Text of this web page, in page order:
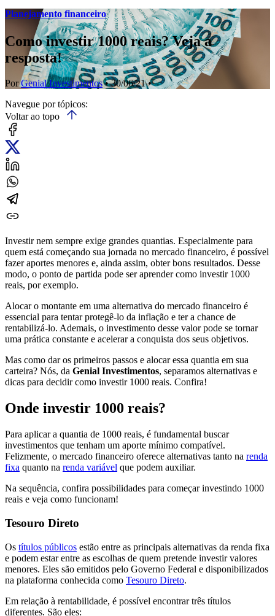
Planejamento financeiro
Como investir 1000 reais? Veja a
resposta!
PorGenial Investimentos• 30/06/21 •
Navegue por tópicos:
Voltar ao topo
Investir nem sempre exige grandes quantias. Especialmente para
quem está começando sua jornada no mercado financeiro, é possível
fazer aportes menores e, ainda assim, obter bons resultados. Desse
modo, o ponto de partida pode ser aprender como investir 1000
reais, por exemplo.
Alocar o montante em uma alternativa do mercado financeiro é
essencial para tentar protegê-lo da inflação e ter a chance de
rentabilizá-lo. Ademais, o investimento desse valor pode se tornar
uma prática constante e acelerar a conquista dos seus objetivos.
Mas como dar os primeiros passos e alocar essa quantia em sua
carteira? Nós, da Genial Investimentos, separamos alternativas e
dicas para decidir como investir 1000 reais. Confira!
Onde investir 1000 reais?
Para aplicar a quantia de 1000 reais, é fundamental buscar
investimentos que tenham um aporte mínimo compatível.
Felizmente, o mercado financeiro oferece alternativas tanto na renda
fixa quanto na renda variável que podem auxiliar.
Na sequência, confira possibilidades para começar investindo 1000
reais e veja como funcionam!
Tesouro Direto
Os títulos públicos estão entre as principais alternativas da renda fixa
e podem estar entre as escolhas de quem pretende investir valores
menores. Eles são emitidos pelo Governo Federal e disponibilizados
na plataforma conhecida como Tesouro Direto.
Em relação à rentabilidade, é possível encontrar três títulos
diferentes. São eles: